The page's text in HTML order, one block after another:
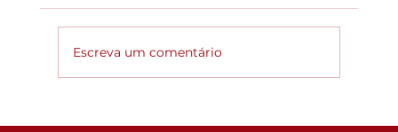
Escreva um comentário